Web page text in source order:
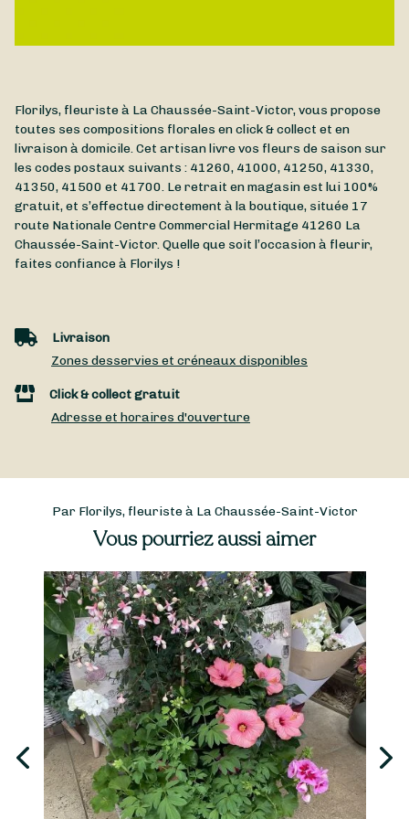
Florilys, fleuriste à La Chaussée-Saint-Victor, vous propose
toutes ses compositions florales en click & collect et en
livraison à domicile. Cet artisan livre vos fleurs de saison sur
les codes postaux suivants : 41260, 41000, 41250, 41330,
41350, 41500 et 41700. Le retrait en magasin est lui 100%
gratuit, et s’effectue directement à la boutique, située 17
route Nationale Centre Commercial Hermitage 41260 La
Chaussée-Saint-Victor. Quelle que soit l’occasion à fleurir,
faites confiance à Florilys !
Livraison
Zones desservies et créneaux disponibles
Click & collect gratuit
Adresse et horaires d'ouverture
Par Florilys, fleuriste à La Chaussée-Saint-Victor
Vous pourriez aussi aimer